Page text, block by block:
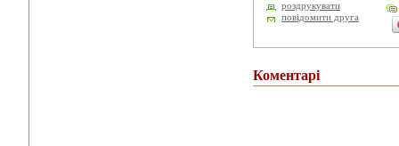
роздрукувати
повідомити друга
Коментарі